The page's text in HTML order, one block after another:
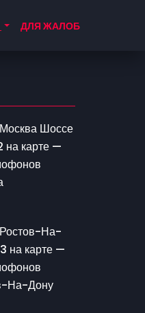
ДЛЯ ЖАЛОБ
Шоссе
на карте —
На-
на карте —
На-Дону